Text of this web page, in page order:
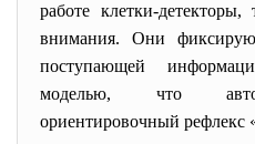
работе клетки-
внимания. Они
поступающей
моделью, что
ориентировочный рефлекс